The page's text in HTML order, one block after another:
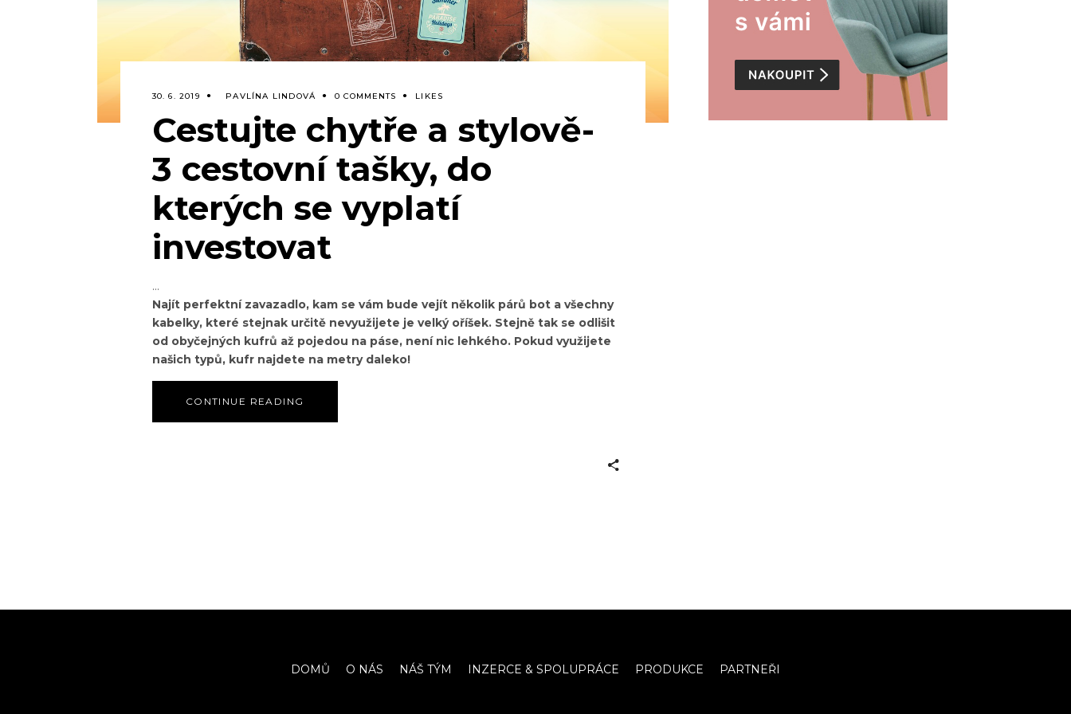
30. 6. 2019 PAVLÍNA LINDOVÁ 0 COMMENTS LIKES
Cestujte chytře a stylově-
3 cestovní tašky, do
kterých se vyplatí
investovat
Najít perfektní zavazadlo, kam se vám bude vejít několik párů bot a všechny
kabelky, které stejnak určitě nevyužijete je velký oříšek. Stejně tak se odlišit
od obyčejných kufrů až pojedou na páse, není nic lehkého. Pokud využijete
našich typů, kufr najdete na metry daleko!
CONTINUE READING
DOMŮ O NÁS NÁŠ TÝM INZERCE & SPOLUPRÁCE PRODUKCE PARTNEŘI